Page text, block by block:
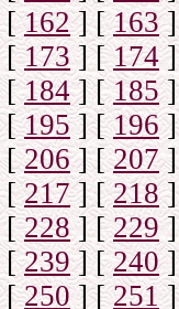
[162] [163]
[173] [174]
[184] [185]
[195] [196]
[206] [207]
[217] [218]
[228] [229]
[239] [240]
[250] [251]